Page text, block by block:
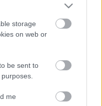
storage
on web or
be sent to
me